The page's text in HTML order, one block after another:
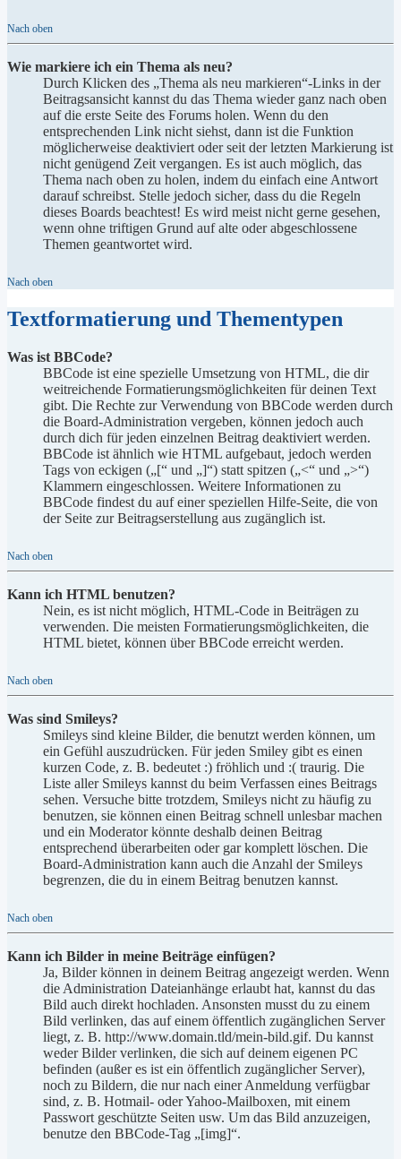
Nach oben
Wie markiere ich ein Thema als neu?
Durch Klicken des „Thema als neu markieren“-Links in der
Beitragsansicht kannst du das Thema wieder ganz nach oben
auf die erste Seite des Forums holen. Wenn du den
entsprechenden Link nicht siehst, dann ist die Funktion
möglicherweise deaktiviert oder seit der letzten Markierung ist
nicht genügend Zeit vergangen. Es ist auch möglich, das
Thema nach oben zu holen, indem du einfach eine Antwort
darauf schreibst. Stelle jedoch sicher, dass du die Regeln
dieses Boards beachtest! Es wird meist nicht gerne gesehen,
wenn ohne triftigen Grund auf alte oder abgeschlossene
Themen geantwortet wird.
Nach oben
Textformatierung und Thementypen
Was ist BBCode?
BBCode ist eine spezielle Umsetzung von HTML, die dir
weitreichende Formatierungsmöglichkeiten für deinen Text
gibt. Die Rechte zur Verwendung von BBCode werden durch
die Board-Administration vergeben, können jedoch auch
durch dich für jeden einzelnen Beitrag deaktiviert werden.
BBCode ist ähnlich wie HTML aufgebaut, jedoch werden
Tags von eckigen („[“ und „]“) statt spitzen („<“ und „>“)
Klammern eingeschlossen. Weitere Informationen zu
BBCode findest du auf einer speziellen Hilfe-Seite, die von
der Seite zur Beitragserstellung aus zugänglich ist.
Nach oben
Kann ich HTML benutzen?
Nein, es ist nicht möglich, HTML-Code in Beiträgen zu
verwenden. Die meisten Formatierungsmöglichkeiten, die
HTML bietet, können über BBCode erreicht werden.
Nach oben
Was sind Smileys?
Smileys sind kleine Bilder, die benutzt werden können, um
ein Gefühl auszudrücken. Für jeden Smiley gibt es einen
kurzen Code, z. B. bedeutet :) fröhlich und :( traurig. Die
Liste aller Smileys kannst du beim Verfassen eines Beitrags
sehen. Versuche bitte trotzdem, Smileys nicht zu häufig zu
benutzen, sie können einen Beitrag schnell unlesbar machen
und ein Moderator könnte deshalb deinen Beitrag
entsprechend überarbeiten oder gar komplett löschen. Die
Board-Administration kann auch die Anzahl der Smileys
begrenzen, die du in einem Beitrag benutzen kannst.
Nach oben
Kann ich Bilder in meine Beiträge einfügen?
Ja, Bilder können in deinem Beitrag angezeigt werden. Wenn
die Administration Dateianhänge erlaubt hat, kannst du das
Bild auch direkt hochladen. Ansonsten musst du zu einem
Bild verlinken, das auf einem öffentlich zugänglichen Server
liegt, z. B. http://www.domain.tld/mein-bild.gif. Du kannst
weder Bilder verlinken, die sich auf deinem eigenen PC
befinden (außer es ist ein öffentlich zugänglicher Server),
noch zu Bildern, die nur nach einer Anmeldung verfügbar
sind, z. B. Hotmail- oder Yahoo-Mailboxen, mit einem
Passwort geschützte Seiten usw. Um das Bild anzuzeigen,
benutze den BBCode-Tag „[img]“.